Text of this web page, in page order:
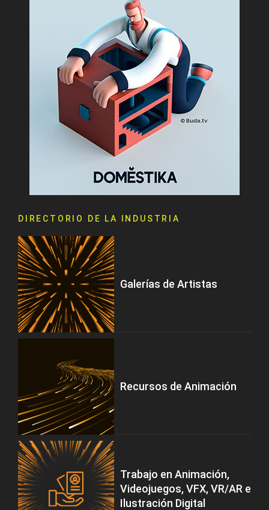
DIRECTORIO DE LA INDUSTRIA
Galerías de Artistas
Recursos de Animación
Trabajo en Animación,
Videojuegos, VFX, VR/AR e
Ilustración Digital